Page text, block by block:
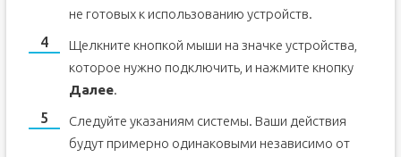
не готовых к использованию устройств.
Щелкните кнопкой мыши на значке устройства,
которое нужно подключить, и нажмите кнопку
Далее.
Следуйте указаниям системы. Ваши действия
будут примерно одинаковыми независимо от